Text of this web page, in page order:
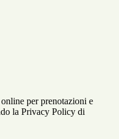
per prenotazioni e
la Privacy Policy di